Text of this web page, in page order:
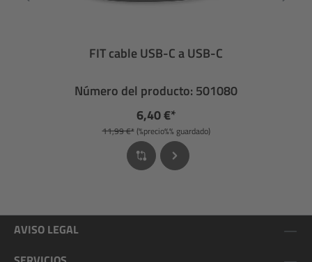
FIT cable USB-C a USB-C
Número del producto: 501080
6,40 €*
11,99 €*(%precio%% guardado)
AVISO LEGAL